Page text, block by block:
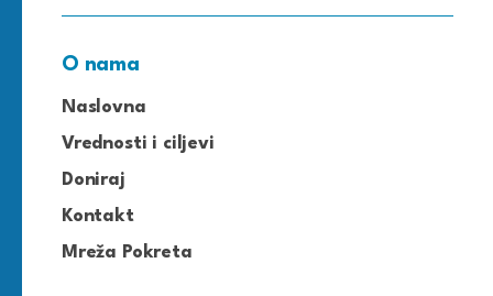
O nama
Naslovna
Vrednosti i ciljevi
Doniraj
Kontakt
Mreža Pokreta